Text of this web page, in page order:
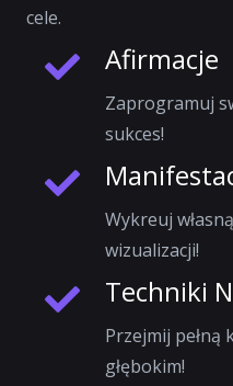
cele.
Afirmacje
Zaprogramuj
sukces!
Wykreuj
wizualizacji!
Techniki
Przejmij pełną
głębokim!